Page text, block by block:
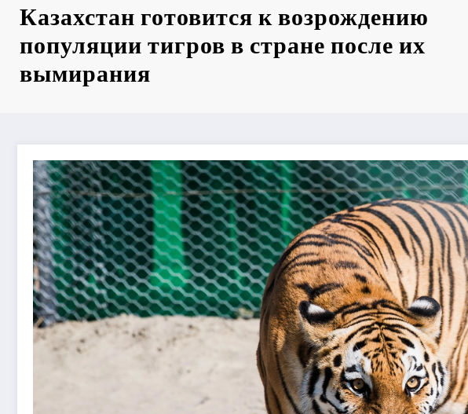
Казахстан готовится к возрождению
популяции тигров в стране после их
вымирания